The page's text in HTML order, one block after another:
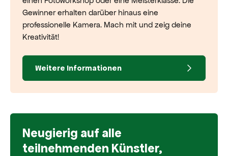
Gewinner erhalten darüber hinaus eine
professionelle Kamera. Mach mit und zeig deine
Kreativität!
Weitere Informationen
Neugierig auf alle
teilnehmenden Künstler,